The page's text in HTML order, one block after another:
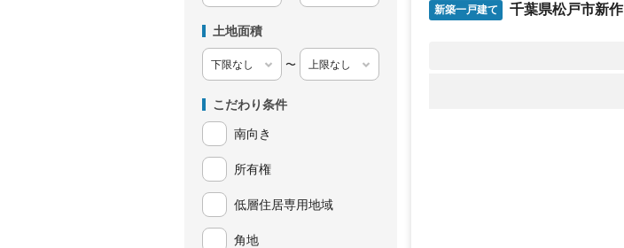
土地面積
〜
こだわり条件
南向き
所有権
低層住居専用地域
角地
新築一戸建て 千葉県松戸市新作